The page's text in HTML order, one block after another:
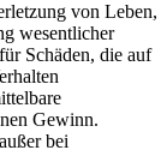
von Leben,
wesentlicher
Schäden, die auf
Gewinn.
bei